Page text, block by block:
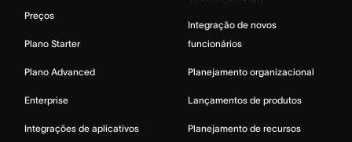
Preços
Plano Starter
Plano Advanced
Enterprise
Integrações de aplicativos
Integração de novos
funcionários
Planejamento organizacional
Lançamentos de produtos
Planejamento de recursos